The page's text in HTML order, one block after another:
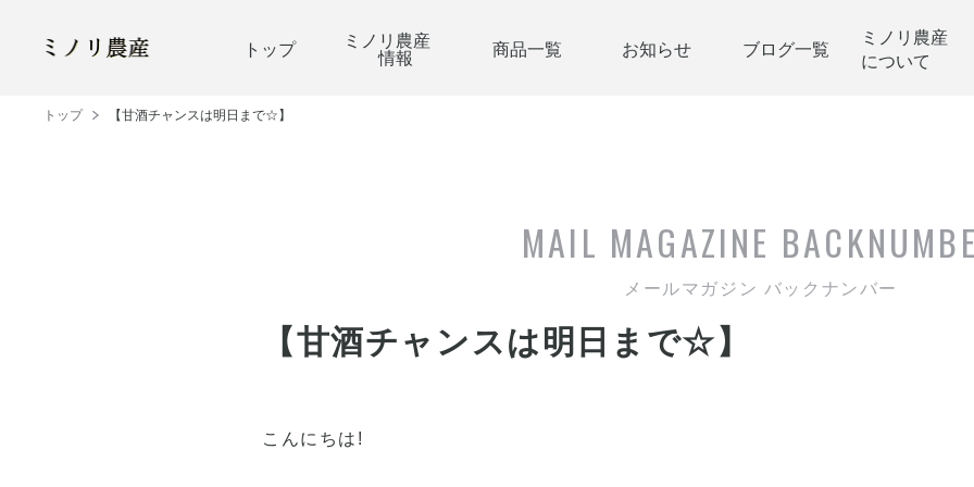
トップ ミノリ農産
情報 商品一覧 お知らせ ブログ一覧
ミノリ農産
について
トップ 【甘酒チャンスは明日まで☆】
MAIL MAGAZINE
メールマガジン バックナンバー
【甘酒チャンスは明日まで☆】
こんにちは!